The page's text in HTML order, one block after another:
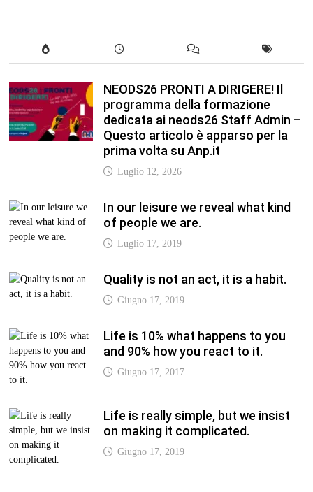
NEODS26 PRONTI A DIRIGERE! Il
programma della formazione
dedicata ai neods26 Staff Admin –
Questo articolo è apparso per la
prima volta su Anp.it
Luglio 12, 2026
In our leisure we reveal what kind
of people we are.
Luglio 17, 2019
Quality is not an act, it is a habit.
Giugno 17, 2019
Life is 10% what happens to you
and 90% how you react to it.
Giugno 17, 2017
Life is really simple, but we insist
on making it complicated.
Giugno 17, 2019